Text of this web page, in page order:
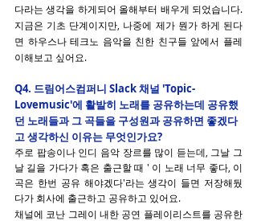
다라는 생각을 하게되어 올해부터 배우게 되었습니다.
지금은 기초 단계이지만, 나중에 제가 뭔가 하게 된다
면 하우스나 테크노 음악을 친한 친구들 앞에서 플레
이해보고 싶어요.
Q4. 드림어스컴퍼니 Slack 채널 'Topic-
Lovemusic'에 활발히 노래를 공유하는데 공유했
던 노래들과 그 곡들을 구성원과 공유하면 좋겠다
고 생각하신 이유는 무엇인가요?
주로 팝송이나 인디 음악 장르를 많이 듣는데, 그날 그
날 길을 가다가 혹은 출근할 때 ' 이 노래 너무 좋다, 이
곡은 한번 공유 해야겠다'라는 생각이 들면 저장해뒀
다가 회사에 출근하고 공유하고 있어요.
채널에 코난 그레이 내한 공연 플레이리스트를 공유한